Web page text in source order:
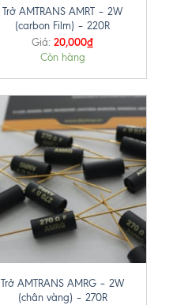
Trở AMTRANS AMRT – 2W
(carbon Film) – 220R
Giá: 20,000₫
Còn hàng
Trở AMTRANS AMRG – 2W
(chân vàng) – 270R